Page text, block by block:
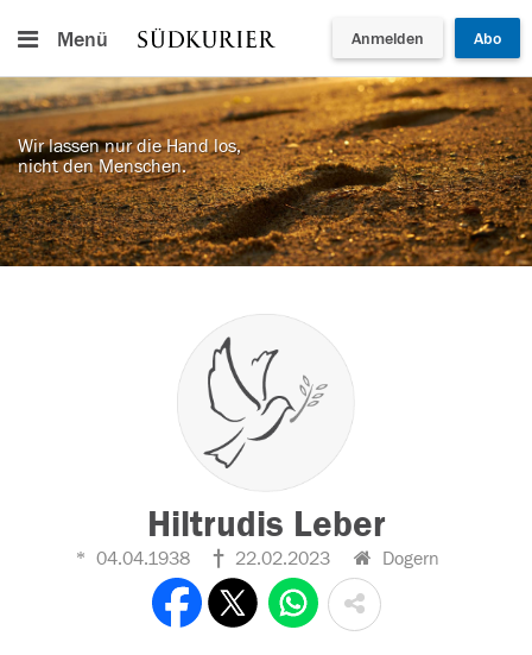
Menü Anmelden Abo
Wir lassen nur die Hand los,
nicht den Menschen.
Hiltrudis Leber
04.04.1938 22.02.2023 Dogern